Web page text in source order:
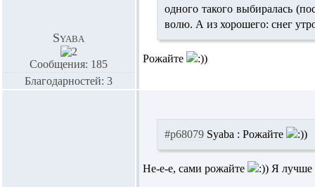
Syaba
Сообщения: 185
Благодарностей: 3
одного такого выбиралась
волю. А из хорошего: снег
Рожайте
#p68079 Syaba : Рожайте
Не-е-е, сами рожайте Я